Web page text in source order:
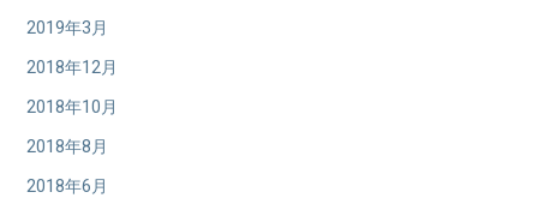
2019年3月
2018年12月
2018年10月
2018年8月
2018年6月